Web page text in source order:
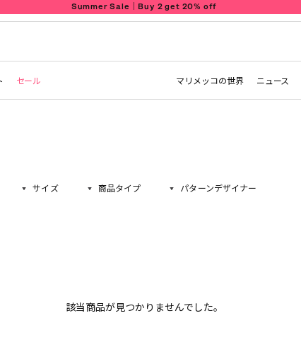
Summer Sale｜Buy 2 get 20% off
セール マリメッコの世界 ニュース
サイズ 商品タイプ パターンデザイナー
該当商品が見つかりませんでした。